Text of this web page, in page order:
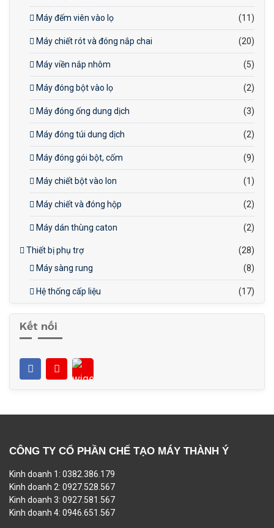
Máy đếm viên vào lọ (11)
Máy chiết rót và đóng nắp chai (20)
Máy viền nắp nhôm (5)
Máy đóng bột vào lọ (2)
Máy đóng ống dung dịch (3)
Máy đóng túi dung dịch (2)
Máy đóng gói bột, cốm (9)
Máy chiết bột vào lon (1)
Máy chiết và đóng hộp (2)
Máy dán thùng caton (2)
Thiết bị phụ trợ
(28)
Máy sàng rung
(8)
Hệ thống cấp liệu (17)
Kết nối
CÔNG TY CỔ PHẦN CHẾ TẠO MÁY THÀNH Ý
Kinh doanh 1: 0382.386.179
Kinh doanh 2: 0927.528.567
Kinh doanh 3: 0927.581.567
Kinh doanh 4: 0946.651.567